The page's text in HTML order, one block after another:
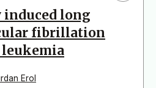
long
fibrillation
Erol